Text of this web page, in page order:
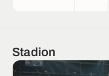
Stadion